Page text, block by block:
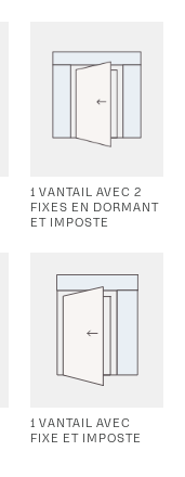
1 VANTAIL AVEC 2
FIXES EN DORMANT
ET IMPOSTE
1 VANTAIL AVEC
FIXE ET IMPOSTE